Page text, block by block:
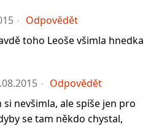
Odpovědět
toho Leoše všimla hnedka
Odpovědět
si nevšimla, ale spíše jen pro
se tam někdo chystal,